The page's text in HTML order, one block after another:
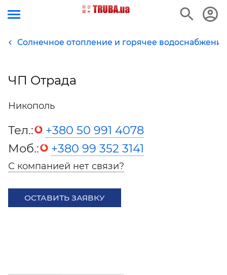
Солнечное отопление и горячее водоснабжение
ЧП Отрада
Никополь
Тел.:
+380 50 991 4078
Моб.:
+380 99 352 3141
С компанией нет связи?
ОСТАВИТЬ ЗАЯВКУ